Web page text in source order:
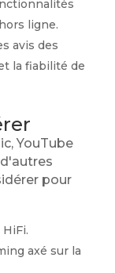
ligne.
avis des
la fiabilité de
YouTube
pour
axé sur la